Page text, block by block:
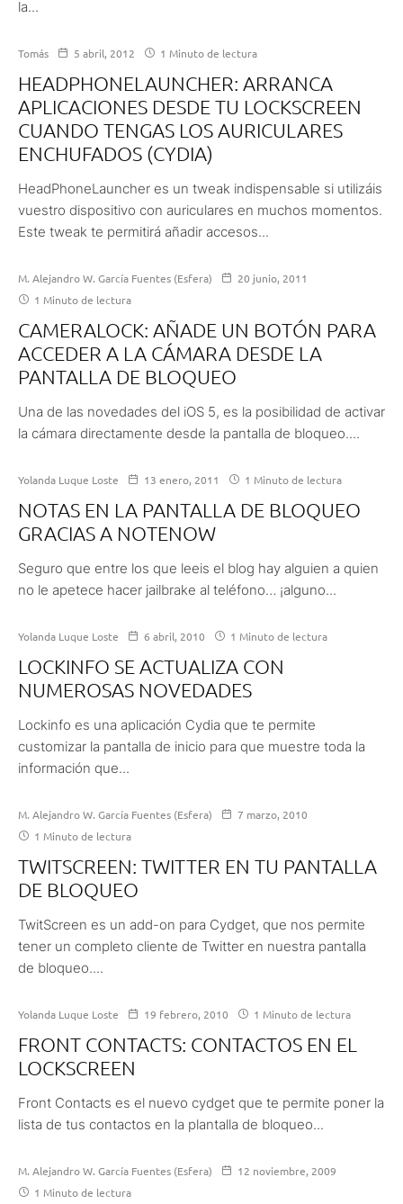
la...
Tomás 5 abril, 2012 1 Minuto de lectura
HEADPHONELAUNCHER: ARRANCA
APLICACIONES DESDE TU LOCKSCREEN
CUANDO TENGAS LOS AURICULARES
ENCHUFADOS (CYDIA)
HeadPhoneLauncher es un tweak indispensable si utilizáis
vuestro dispositivo con auriculares en muchos momentos.
Este tweak te permitirá añadir accesos...
M. Alejandro W. García Fuentes (Esfera)
20 junio, 2011
1 Minuto de lectura
CAMERALOCK: AÑADE UN BOTÓN PARA
ACCEDER A LA CÁMARA DESDE LA
PANTALLA DE BLOQUEO
Una de las novedades del iOS 5, es la posibilidad de activar
la cámara directamente desde la pantalla de bloqueo....
Yolanda Luque Loste 13 enero, 2011 1 Minuto de lectura
NOTAS EN LA PANTALLA DE BLOQUEO
GRACIAS A NOTENOW
Seguro que entre los que leeis el blog hay alguien a quien
no le apetece hacer jailbrake al teléfono… ¡alguno...
Yolanda Luque Loste 6 abril, 2010 1 Minuto de lectura
LOCKINFO SE ACTUALIZA CON
NUMEROSAS NOVEDADES
Lockinfo es una aplicación Cydia que te permite
customizar la pantalla de inicio para que muestre toda la
información que...
M. Alejandro W. García Fuentes (Esfera)
7 marzo, 2010
1 Minuto de lectura
TWITSCREEN: TWITTER EN TU PANTALLA
DE BLOQUEO
TwitScreen es un add-on para Cydget, que nos permite
tener un completo cliente de Twitter en nuestra pantalla
de bloqueo....
Yolanda Luque Loste 19 febrero, 2010 1 Minuto de lectura
FRONT CONTACTS: CONTACTOS EN EL
LOCKSCREEN
Front Contacts es el nuevo cydget que te permite poner la
lista de tus contactos en la plantalla de bloqueo...
M. Alejandro W. García Fuentes (Esfera)
12 noviembre, 2009
1 Minuto de lectura